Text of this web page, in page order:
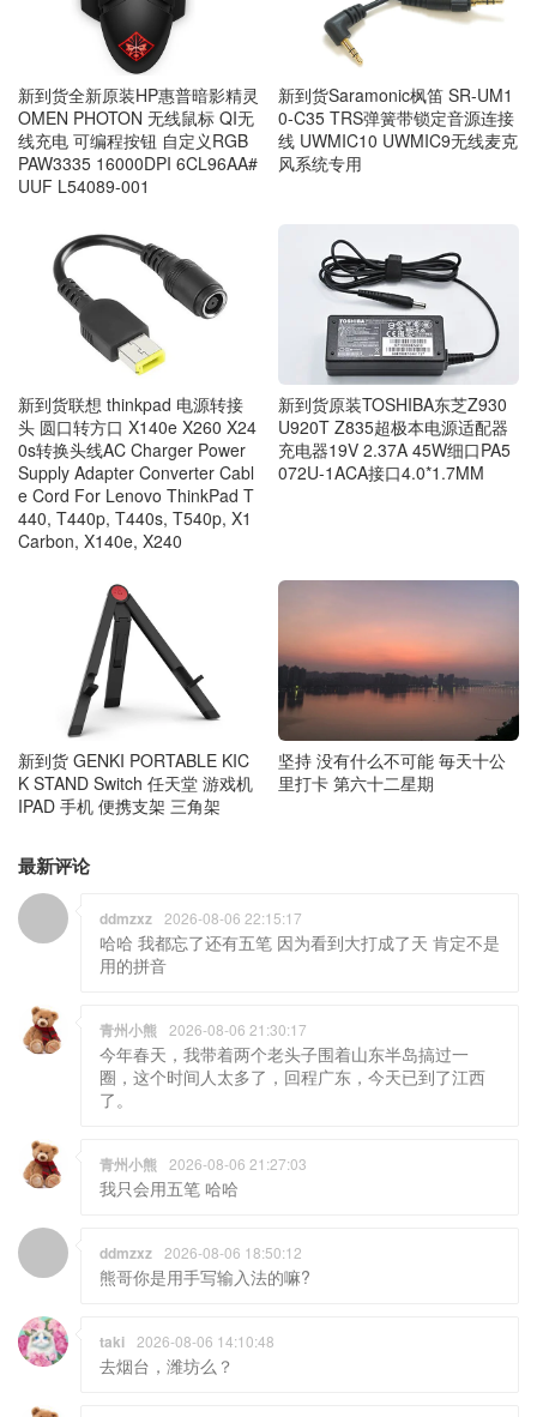
新到货全新原装HP惠普暗影精灵
OMEN PHOTON 无线鼠标 QI无
线充电 可编程按钮 自定义RGB
PAW3335 16000DPI 6CL96AA#
UUF L54089-001
新到货Saramonic枫笛 SR-UM1
0-C35 TRS弹簧带锁定音源连接
线 UWMIC10 UWMIC9无线麦克
风系统专用
新到货联想 thinkpad 电源转接
头 圆口转方口 X140e X260 X24
0s转换头线AC Charger Power
Supply Adapter Converter Cabl
e Cord For Lenovo ThinkPad T
440, T440p, T440s, T540p, X1
Carbon, X140e, X240
新到货原装TOSHIBA东芝Z930
U920T Z835超极本电源适配器
充电器19V 2.37A 45W细口PA5
072U-1ACA接口4.0*1.7MM
新到货 GENKI PORTABLE KIC
K STAND Switch 任天堂 游戏机
IPAD 手机 便携支架 三角架
坚持 没有什么不可能 毎天十公
里打卡 第六十二星期
最新评论
ddmzxz 2026-08-06 22:15:17
哈哈 我都忘了还有五笔 因为看到大打成了天 肯定不是
用的拼音
青州小熊 2026-08-06 21:30:17
今年春天，我带着两个老头子围着山东半岛搞过一
圈，这个时间人太多了，回程广东，今天已到了江西
了。
青州小熊 2026-08-06 21:27:03
我只会用五笔 哈哈
ddmzxz 2026-08-06 18:50:12
熊哥你是用手写输入法的嘛?
taki 2026-08-06 14:10:48
去烟台，潍坊么？